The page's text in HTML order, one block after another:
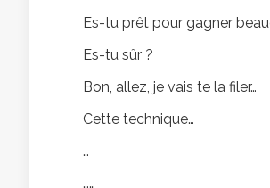
Es-tu prêt pour gagner
Es-tu sûr ?
Bon, allez, je vais te la filer…
Cette technique…
…
……